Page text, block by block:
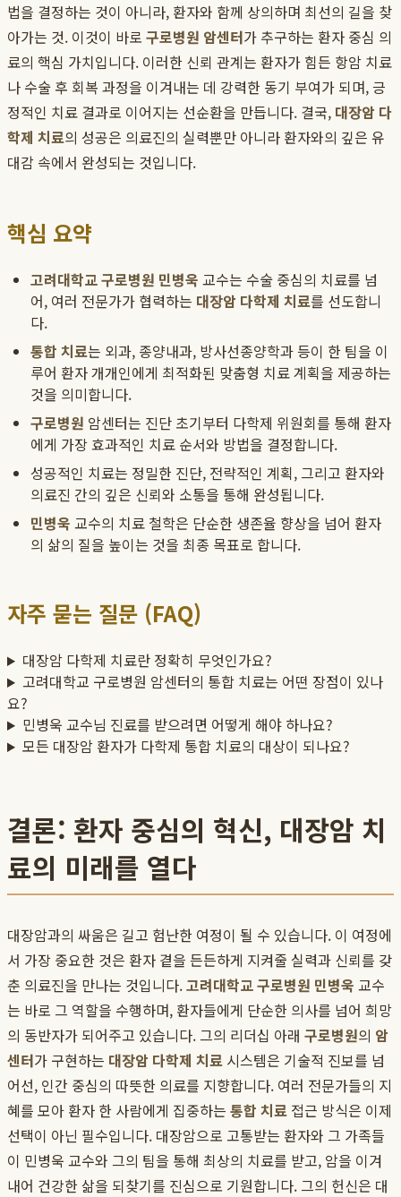
법을 결정하는 것이 아니라, 환자와 함께 상의하며 최선의 길을 찾
아가는 것. 이것이 바로 구로병원 암센터가 추구하는 환자 중심 의
료의 핵심 가치입니다. 이러한 신뢰 관계는 환자가 힘든 항암 치료
나 수술 후 회복 과정을 이겨내는 데 강력한 동기 부여가 되며, 긍
정적인 치료 결과로 이어지는 선순환을 만듭니다. 결국, 대장암 다
학제 치료의 성공은 의료진의 실력뿐만 아니라 환자와의 깊은 유
대감 속에서 완성되는 것입니다.
핵심 요약
고려대학교 구로병원 민병욱 교수는 수술 중심의 치료를 넘
어, 여러 전문가가 협력하는 대장암 다학제 치료를 선도합니
다.
통합 치료는 외과, 종양내과, 방사선종양학과 등이 한 팀을 이
루어 환자 개개인에게 최적화된 맞춤형 치료 계획을 제공하는
것을 의미합니다.
구로병원 암센터는 진단 초기부터 다학제 위원회를 통해 환자
에게 가장 효과적인 치료 순서와 방법을 결정합니다.
성공적인 치료는 정밀한 진단, 전략적인 계획, 그리고 환자와
의료진 간의 깊은 신뢰와 소통을 통해 완성됩니다.
민병욱 교수의 치료 철학은 단순한 생존율 향상을 넘어 환자
의 삶의 질을 높이는 것을 최종 목표로 합니다.
자주 묻는 질문 (FAQ)
대장암 다학제 치료란 정확히 무엇인가요?
고려대학교 구로병원 암센터의 통합 치료는 어떤 장점이 있나
요?
민병욱 교수님 진료를 받으려면 어떻게 해야 하나요?
모든 대장암 환자가 다학제 통합 치료의 대상이 되나요?
결론: 환자 중심의 혁신, 대장암 치
료의 미래를 열다
대장암과의 싸움은 길고 험난한 여정이 될 수 있습니다. 이 여정에
서 가장 중요한 것은 환자 곁을 든든하게 지켜줄 실력과 신뢰를 갖
춘 의료진을 만나는 것입니다.고려대학교 구로병원 민병욱 교수
는 바로 그 역할을 수행하며, 환자들에게 단순한 의사를 넘어 희망
의 동반자가 되어주고 있습니다. 그의 리더십 아래 구로병원의 암
센터가 구현하는 대장암 다학제 치료 시스템은 기술적 진보를 넘
어선, 인간 중심의 따뜻한 의료를 지향합니다. 여러 전문가들의 지
혜를 모아 환자 한 사람에게 집중하는 통합 치료 접근 방식은 이제
선택이 아닌 필수입니다. 대장암으로 고통받는 환자와 그 가족들
이 민병욱 교수와 그의 팀을 통해 최상의 치료를 받고, 암을 이겨
내어 건강한 삶을 되찾기를 진심으로 기원합니다. 그의 헌신은 대